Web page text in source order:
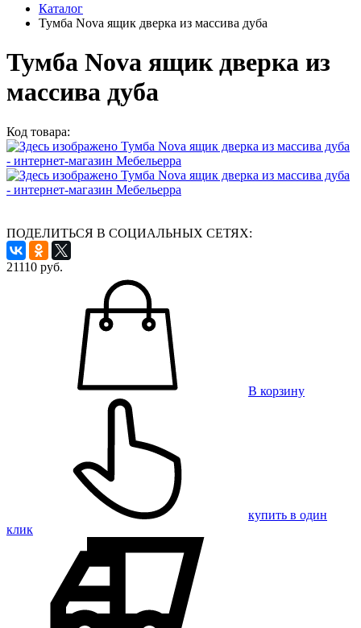
Каталог
Тумба Nova ящик дверка из массива дуба
Тумба Nova ящик дверка из
массива дуба
Код товара:
ПОДЕЛИТЬСЯ В СОЦИАЛЬНЫХ СЕТЯХ:
21110 руб.
В корзину
купить в один
клик